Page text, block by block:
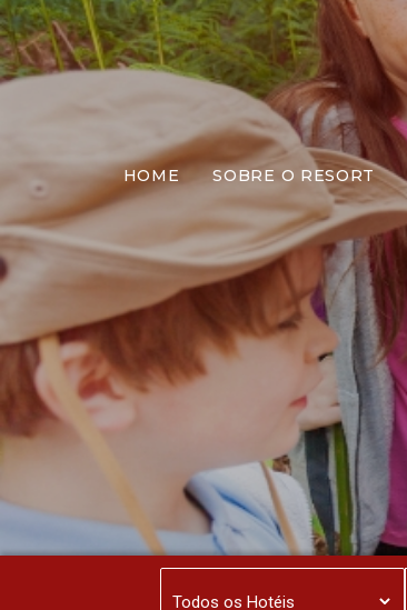
HOME SOBRE O RESORT